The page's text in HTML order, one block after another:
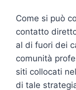
Come si può
contatto
al di fuori dei
comunità
siti collocati nel
di tale